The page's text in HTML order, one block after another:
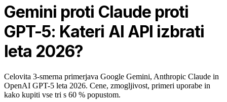
Gemini proti Claude proti
GPT-5: Kateri AI API izbrati
leta 2026?
Celovita 3-smerna primerjava Google Gemini, Anthropic Claude in
OpenAI GPT-5 leta 2026. Cene, zmogljivost, primeri uporabe in
kako kupiti vse tri s 60 % popustom.